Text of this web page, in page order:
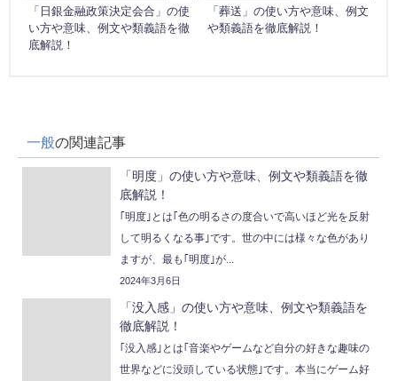
「日銀金融政策決定会合」の使
い方や意味、例文や類義語を徹
底解説！
「葬送」の使い方や意味、例文
や類義語を徹底解説！
一般の関連記事
「明度」の使い方や意味、例文や類義語を徹
底解説！
｢明度｣とは｢色の明るさの度合いで高いほど光を反射
して明るくなる事｣です。世の中には様々な色があり
ますが、最も｢明度｣が...
2024年3月6日
「没入感」の使い方や意味、例文や類義語を
徹底解説！
｢没入感｣とは｢音楽やゲームなど自分の好きな趣味の
世界などに没頭している状態｣です。本当にゲーム好